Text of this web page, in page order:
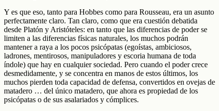
Y es que eso, tanto para Hobbes como para Rousseau, era un asunto
perfectamente claro. Tan claro, como que era cuestión debatida
desde Platón y Aristóteles: en tanto que las diferencias de poder se
limiten a las diferencias físicas naturales, los muchos podrán
mantener a raya a los pocos psicópatas (egoístas, ambiciosos,
ladrones, mentirosos, manipuladores y escoria humana de toda
índole) que hay en cualquier sociedad. Pero cuando el poder crece
desmedidamente, y se concentra en manos de estos últimos, los
muchos pierden toda capacidad de defensa, convertidos en ovejas de
matadero … del único matadero, que ahora es propiedad de los
psicópatas o de sus asalariados y cómplices.